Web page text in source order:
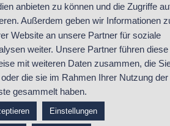
anbieten zu können und die Zugriffe
Außerdem geben wir Informationen
Website an unsere Partner für soziale
weiter. Unsere Partner führen diese
mit weiteren Daten zusammen, die
die sie im Rahmen Ihrer Nutzung der
gesammelt haben.
Einstellungen